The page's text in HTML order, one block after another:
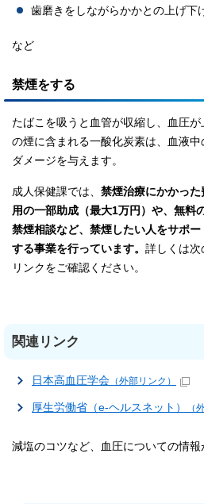
歯磨きをしながらかかとの上げ下
など
禁煙をする
たばこを吸うと血管が収縮し、血圧
の煙に含まれる一酸化炭素は、血液
ダメージを与えます。
成人保健課では、 禁煙治療にかかった
用の一部助成（最大1万円）や、無料
禁煙相談など、禁煙したい人をサポー
する事業を行っています。 詳しくは次
リンクをご確認ください。
関連リンク
日本高血圧学会 （外部リンク）
厚生労働省（e-ヘルスネット） （
減塩のコツなど、血圧についての情報